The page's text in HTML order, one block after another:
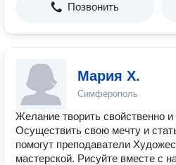
Позвонить
Мария Х.
Симферополь
Желание творить свойственно
Осуществить свою мечту и
помогут преподаватели
мастерской. Рисуйте вместе с